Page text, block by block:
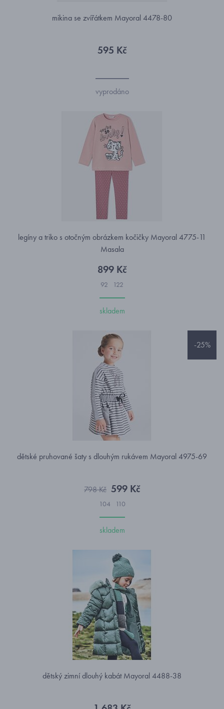
mikina se zvířátkem Mayoral 4478-80
595 Kč
vyprodáno
legíny a triko s otočným obrázkem kočičky Mayoral 4775-11
Masala
899 Kč
92 122
skladem
-25%
dětské pruhované šaty s dlouhým rukávem Mayoral 4975-69
798 Kč 599 Kč
104 110
skladem
dětský zimní dlouhý kabát Mayoral 4488-38